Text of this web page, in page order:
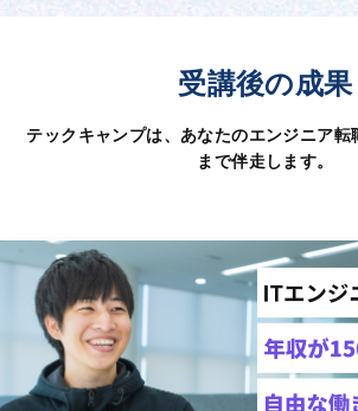
受講後の成果
テックキャンプは、あなたのエンジニア転
まで伴走します。